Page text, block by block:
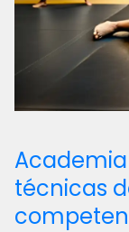
Academia
técnicas